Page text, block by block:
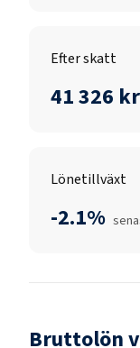
Efter skatt
41 326 kr
Lönetillväxt
-2.1%
Bruttolön